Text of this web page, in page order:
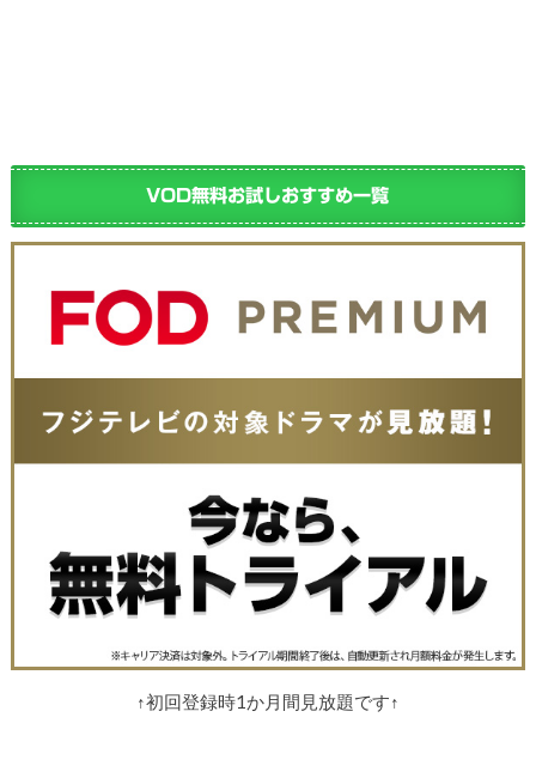
VOD無料お試しおすすめ一覧
↑初回登録時1か月間見放題です↑